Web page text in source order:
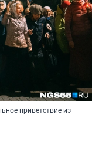
приветствие из